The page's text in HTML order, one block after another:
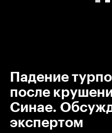
Падение
после
Синае.
экспертом